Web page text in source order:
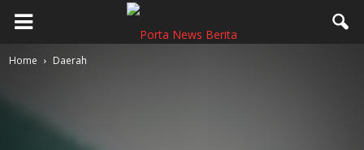
Home Daerah